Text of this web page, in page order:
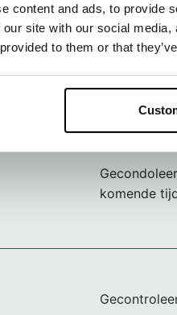
content and ads, to provide
site with our social
to them or that
komende